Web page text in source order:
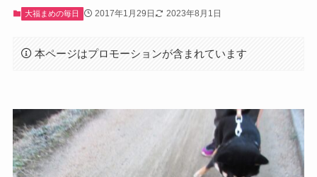
大福まめの毎日 2017年1月29日 2023年8月1日
本ページはプロモーションが含まれています